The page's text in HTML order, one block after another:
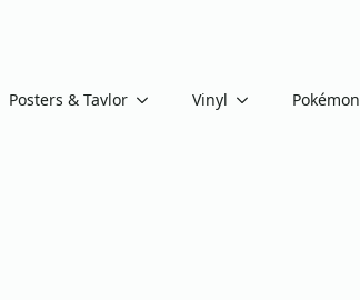
Posters & Tavlor Vinyl Pokémon